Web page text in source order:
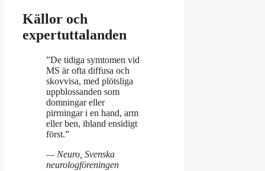
Källor och
expertuttalanden
”De tidiga symtomen vid
MS är ofta diffusa och
skovvisa, med plötsliga
uppblossanden som
domningar eller
pirrningar i en hand, arm
eller ben, ibland ensidigt
först.”
— Neuro, Svenska
neurologföreningen